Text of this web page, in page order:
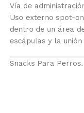
Vía de
Uso externo spot-
dentro de un área
escápulas y la
Snacks Para Perros.